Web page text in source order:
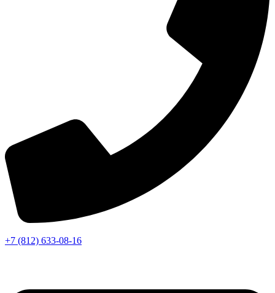
+7 (812) 633-08-16